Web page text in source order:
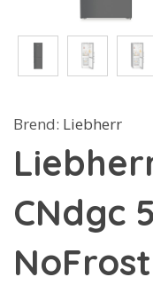
Brend: Liebherr
CNdgc
NoFrost